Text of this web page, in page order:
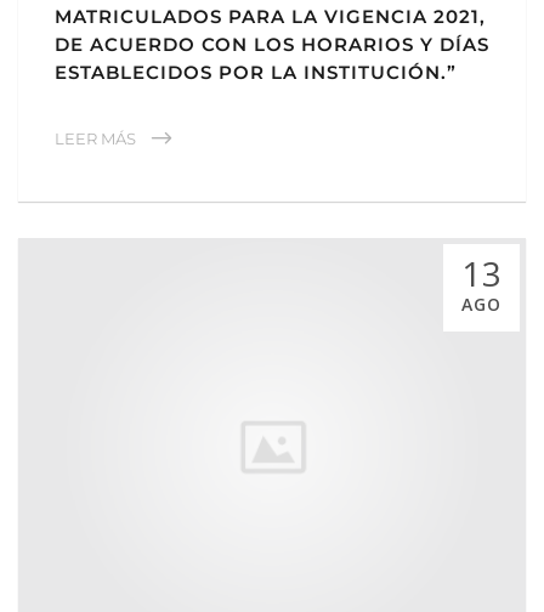
MATRICULADOS PARA LA VIGENCIA 2021,
DE ACUERDO CON LOS HORARIOS Y DÍAS
ESTABLECIDOS POR LA INSTITUCIÓN.”
LEER MÁS
13
AGO